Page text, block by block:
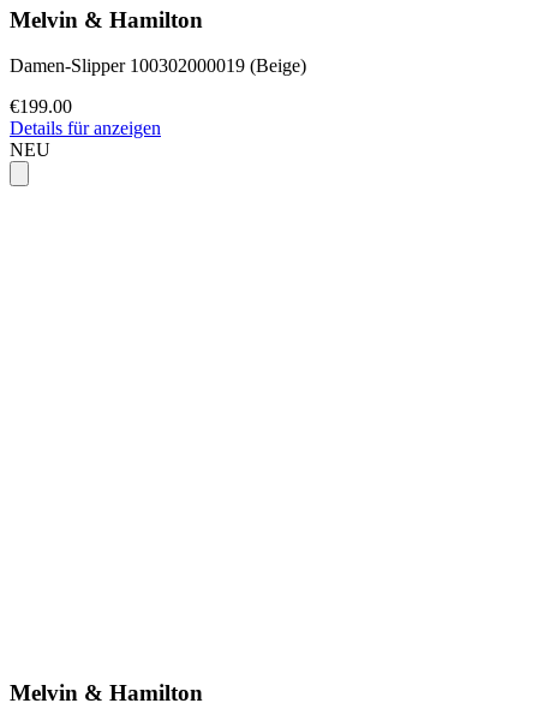
Melvin & Hamilton
Damen-Slipper 100302000019 (Beige)
€199.00
Details für anzeigen
NEU
Melvin & Hamilton